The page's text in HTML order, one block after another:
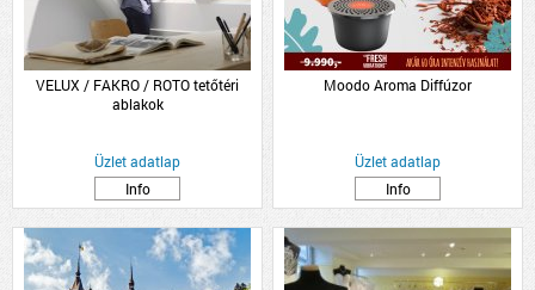
VELUX / FAKRO / ROTO tetőtéri
ablakok
Üzlet adatlap
Info
Moodo Aroma Diffúzor
Üzlet adatlap
Info